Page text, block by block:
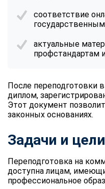
соответствие
актуальные
профстандартам
После переподготовки
диплом,
Этот документ
законных основаниях.
Задачи и
Переподготовка на
доступна лицам,
профессиональное